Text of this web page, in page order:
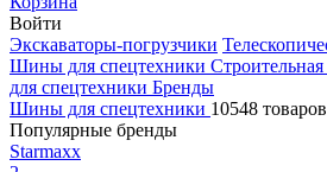
Войти
Экскаваторы-погрузчики
Шины для спецтехники
для спецтехники Бренды
Шины для спецтехники 10548 товаров
Популярные бренды
Starmaxx